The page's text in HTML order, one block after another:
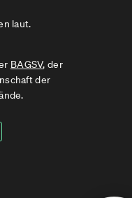
laut.
BAGSV, der
der